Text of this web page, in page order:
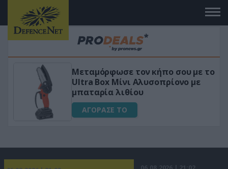
Μεταμόρφωσε τον κήπο σου με το
Ultra Box Μίνι Αλυσοπρίονο με
μπαταρία λιθίου
ΑΓΟΡΑΣΕ ΤΟ